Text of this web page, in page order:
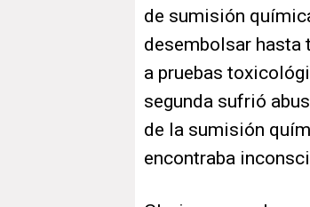
de sumisión
desembolsar hasta
a pruebas
segunda sufrió
de la sumisión
encontraba